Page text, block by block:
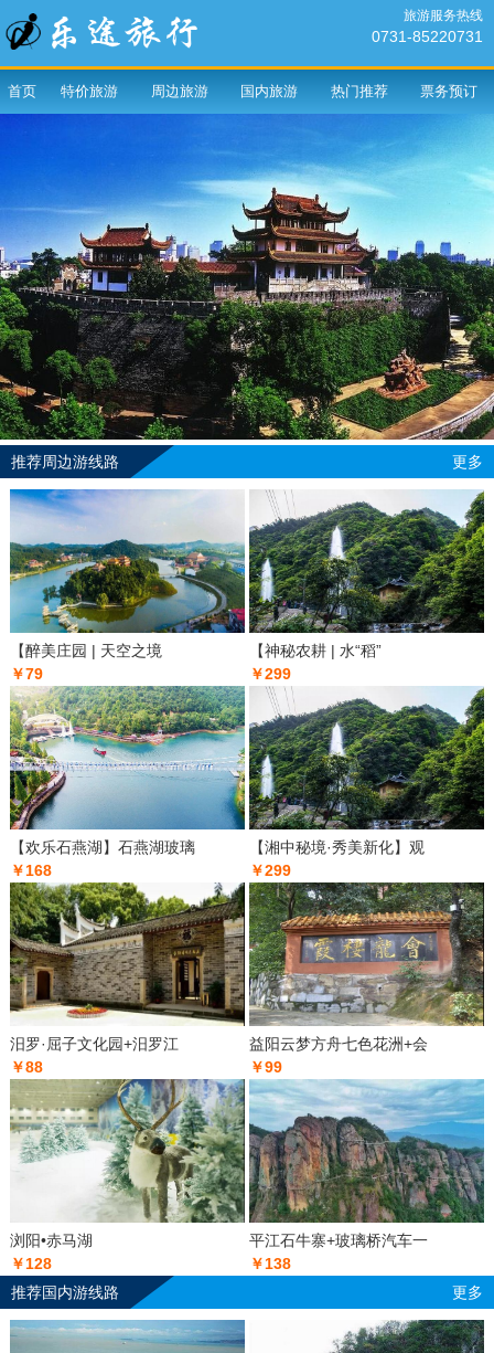
旅游服务热线
0731-85220731
首页 特价旅游 周边旅游 国内旅游 热门推荐 票务预订
推荐周边游线路 更多
【醉美庄园 | 天空之境
￥79
【神秘农耕 | 水“稻”
￥299
【欢乐石燕湖】石燕湖玻璃
￥168
【湘中秘境·秀美新化】观
￥299
汨罗·屈子文化园+汨罗江
￥88
益阳云梦方舟七色花洲+会
￥99
浏阳•赤马湖
￥128
平江石牛寨+玻璃桥汽车一
￥138
推荐国内游线路
更多